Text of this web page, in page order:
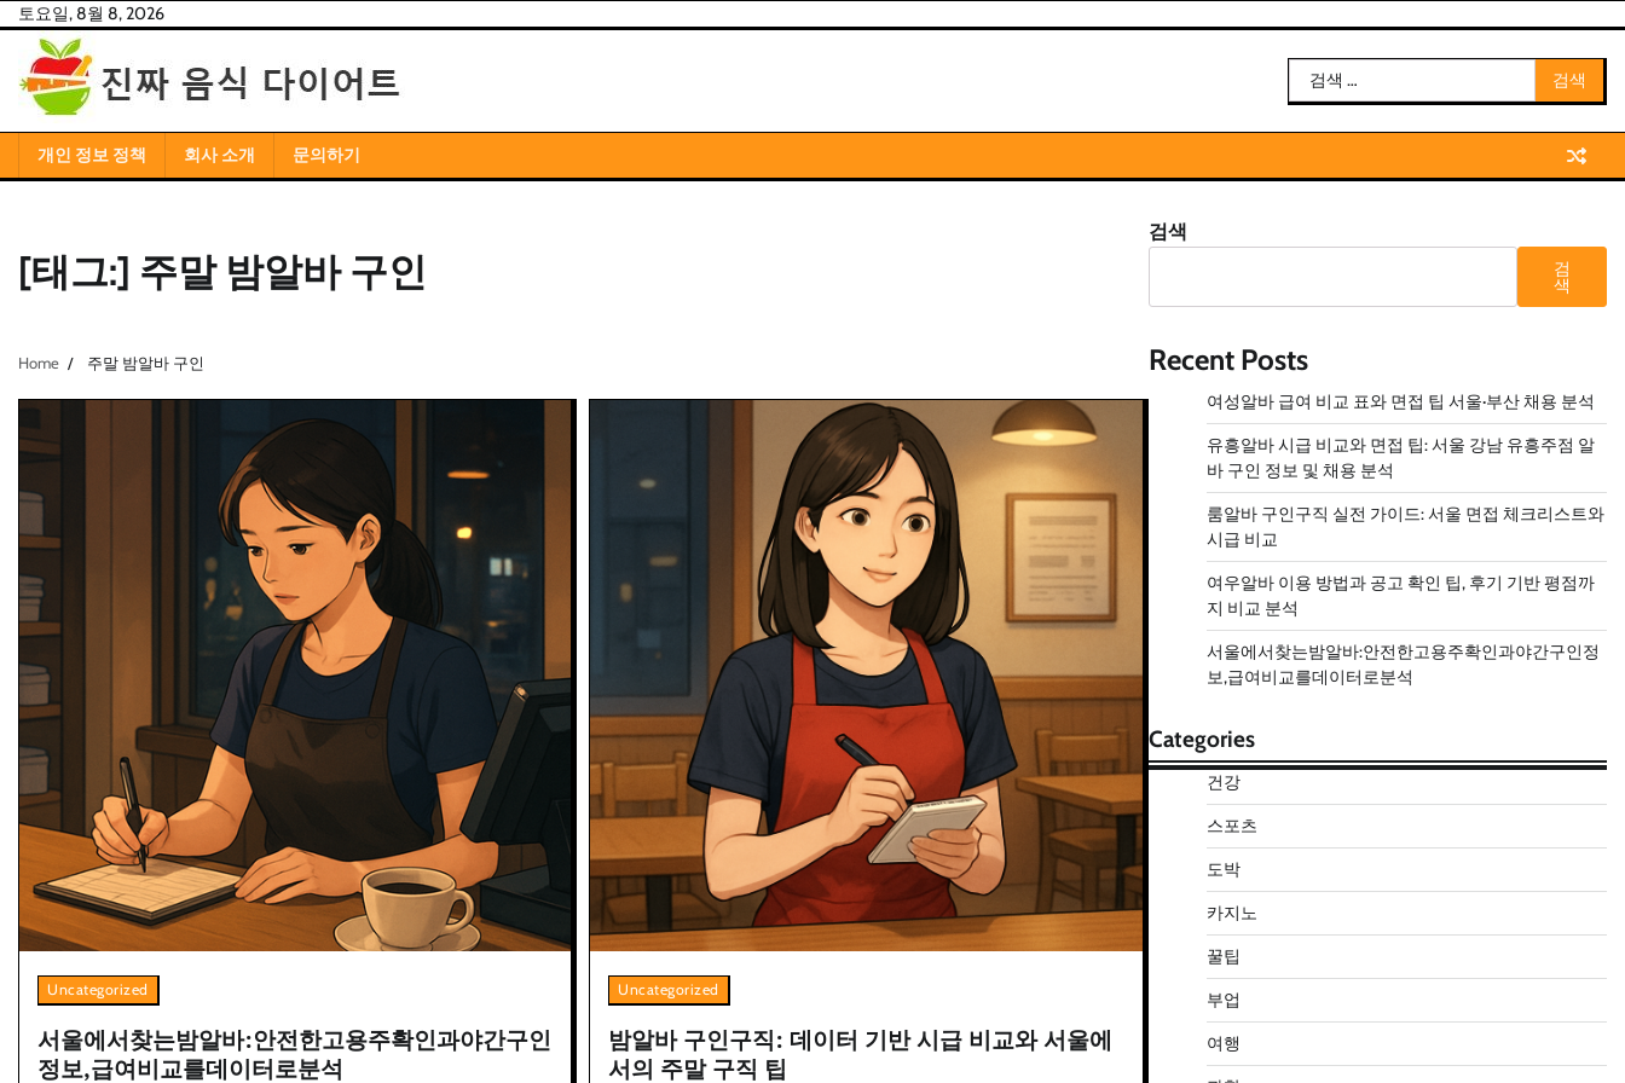
Skip
content
토요일, 8월 8, 2026
색:
개인 정보 정책 회사 소개 문의하기
[태그:] 주말 밤알바 구인
Home 주말 밤알바 구인
Uncategorized
서울에서찾는밤알바:안전한고용주확인과야간구인
정보,급여비교를데이터로분석
Uncategorized
밤알바 구인구직: 데이터 기반 시급 비교와 서울에
서의 주말 구직 팁
검색
검
색
Recent Posts
여성알바 급여 비교 표와 면접 팁 서울·부산 채용 분석
유흥알바 시급 비교와 면접 팁: 서울 강남 유흥주점 알
바 구인 정보 및 채용 분석
룸알바 구인구직 실전 가이드: 서울 면접 체크리스트와
시급 비교
여우알바 이용 방법과 공고 확인 팁, 후기 기반 평점까
지 비교 분석
서울에서찾는밤알바:안전한고용주확인과야간구인정
보,급여비교를데이터로분석
Categories
건강
스포츠
도박
카지노
꿀팁
부업
여행